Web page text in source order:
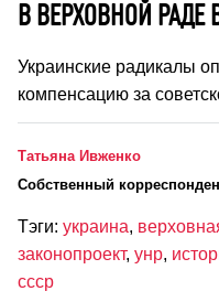
В ВЕРХОВНОЙ РАДЕ
Украинские радикалы
компенсацию за
Татьяна Ивженко
Cобственный
Тэги: украина,
законопроект, унр,
ссср